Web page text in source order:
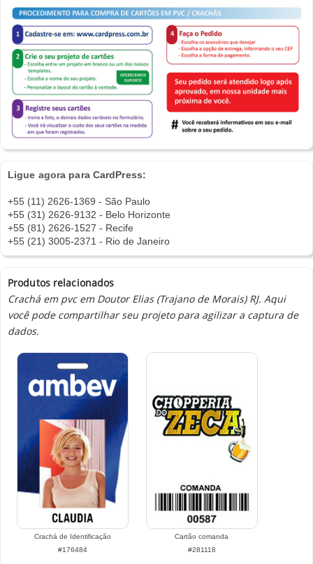
Ligue agora para CardPress:
+55 (11) 2626-1369 - São Paulo
+55 (31) 2626-9132 - Belo Horizonte
+55 (81) 2626-1527 - Recife
+55 (21) 3005-2371 - Rio de Janeiro
Produtos relacionados
Crachá em pvc em Doutor Elias (Trajano de Morais) RJ. Aqui
você pode compartilhar seu projeto para agilizar a captura de
dados.
Crachá de Identificação
#176484
Cartão comanda
#281118